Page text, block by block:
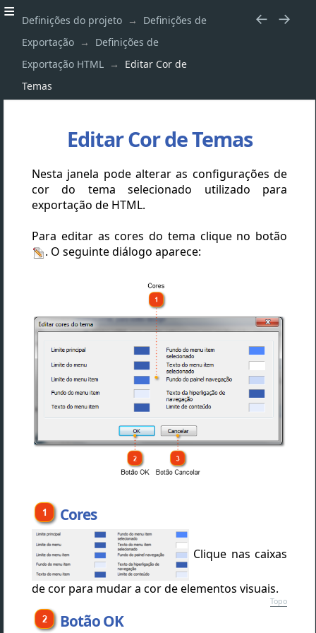
Definições do projeto
Definições de
Exportação
Definições de
Exportação HTML
Editar Cor de
Temas
Editar Cor de Temas
Nesta janela pode alterar as configurações de
cor do tema selecionado utilizado para
exportação de HTML.
Para editar as cores do tema clique no botão
. O seguinte diálogo aparece:
Cores
Clique nas caixas
de cor para mudar a cor de elementos visuais.
Topo
Botão OK